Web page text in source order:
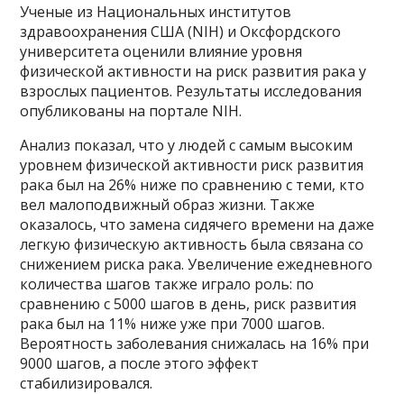
Ученые из Национальных институтов
здравоохранения США (NIH) и Оксфордского
университета оценили влияние уровня
физической активности на риск развития рака у
взрослых пациентов. Результаты исследования
опубликованы на портале NIH.
Анализ показал, что у людей с самым высоким
уровнем физической активности риск развития
рака был на 26% ниже по сравнению с теми, кто
вел малоподвижный образ жизни. Также
оказалось, что замена сидячего времени на даже
легкую физическую активность была связана со
снижением риска рака. Увеличение ежедневного
количества шагов также играло роль: по
сравнению с 5000 шагов в день, риск развития
рака был на 11% ниже уже при 7000 шагов.
Вероятность заболевания снижалась на 16% при
9000 шагов, а после этого эффект
стабилизировался.